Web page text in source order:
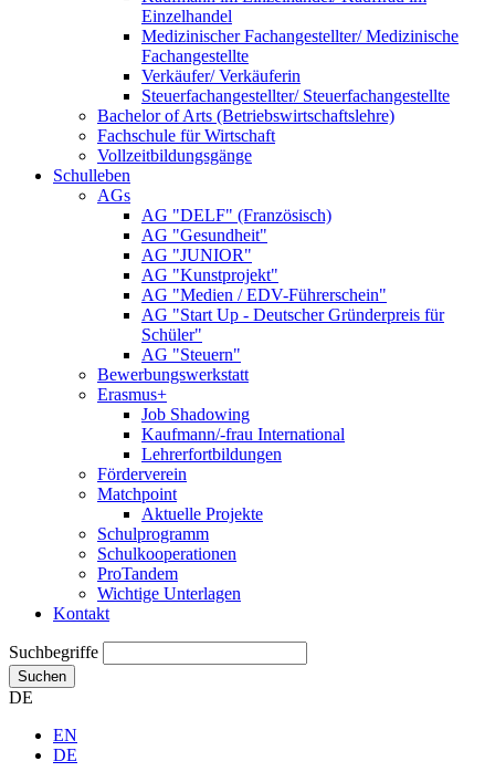
Einzelhandel
Medizinischer Fachangestellter/ Medizinische
Fachangestellte
Verkäufer/ Verkäuferin
Steuerfachangestellter/ Steuerfachangestellte
Bachelor of Arts (Betriebswirtschaftslehre)
Fachschule für Wirtschaft
Vollzeitbildungsgänge
Schulleben
AGs
AG "DELF" (Französisch)
AG "Gesundheit"
AG "JUNIOR"
AG "Kunstprojekt"
AG "Medien / EDV-Führerschein"
AG "Start Up - Deutscher Gründerpreis für
Schüler"
AG "Steuern"
Bewerbungswerkstatt
Erasmus+
Job Shadowing
Kaufmann/-frau International
Lehrerfortbildungen
Förderverein
Matchpoint
Aktuelle Projekte
Schulprogramm
Schulkooperationen
ProTandem
Wichtige Unterlagen
Kontakt
Suchbegriffe
Suchen
DE
EN
DE